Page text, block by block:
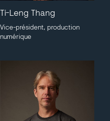
Ti-Leng Thang
Vice-président, production
numérique